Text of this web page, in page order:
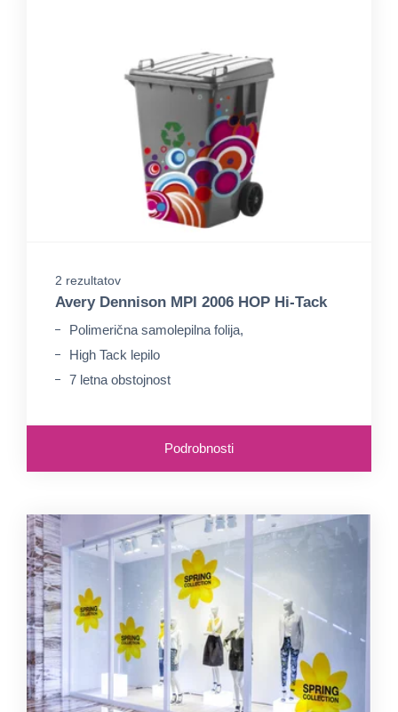
2 rezultatov
Avery Dennison MPI 2006 HOP Hi-Tack
Polimerična samolepilna folija,
High Tack lepilo
7 letna obstojnost
Podrobnosti